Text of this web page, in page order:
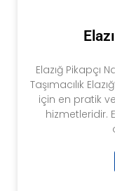
Elazığ Pikapçı
Taşımacılık
için en pratik
hizmetleridir.